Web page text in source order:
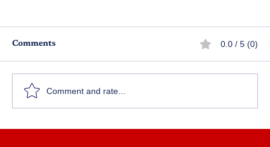
ఉగాది షడ్రుచుల కథల పోటీలు
Comments 0.0 / 5 (0)
Comment and rate...